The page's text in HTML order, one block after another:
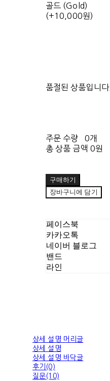
골드 (Gold)
(+10,000원)
품절된 상품입니다.
주문 수량
0개
총 상품 금액 0원
구매하기
장바구니에 담기
페이스북
카카오톡
네이버 블로그
밴드
라인
상세 설명 머리글
상세 설명
상세 설명 바닥글
후기(0)
질문(10)